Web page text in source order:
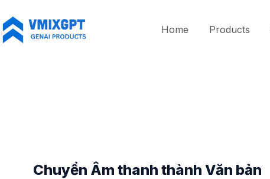
đến
phần
Home Products
Chuyển Âm thanh thành Văn bản